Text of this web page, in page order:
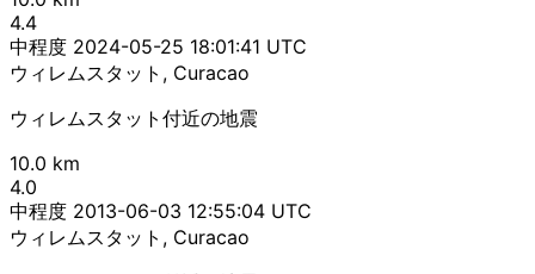
4.4
中程度 2024-05-25 18:01:41 UTC
ウィレムスタット, Curacao
ウィレムスタット付近の地震
10.0 km
4.0
中程度 2013-06-03 12:55:04 UTC
ウィレムスタット, Curacao